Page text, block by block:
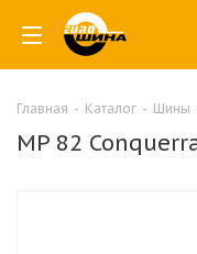
Главная - Каталог - Шины
MP 82